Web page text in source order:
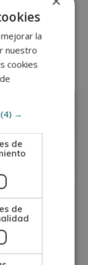
la
nuestro
cookies
(4) →
de
de